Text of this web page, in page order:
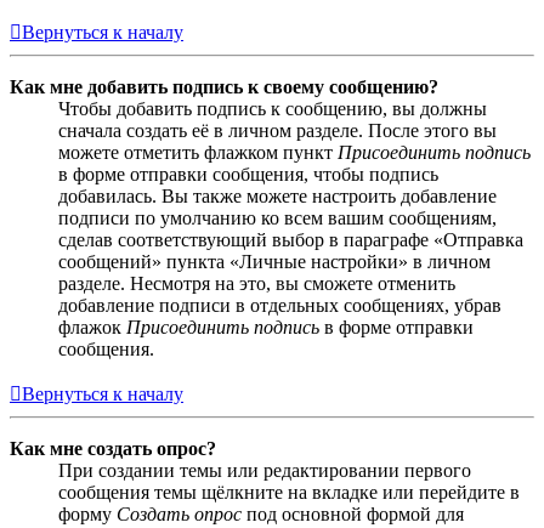
Вернуться к началу
Как мне добавить подпись к своему сообщению?
Чтобы добавить подпись к сообщению, вы должны
сначала создать её в личном разделе. После этого вы
можете отметить флажком пункт Присоединить подпись
в форме отправки сообщения, чтобы подпись
добавилась. Вы также можете настроить добавление
подписи по умолчанию ко всем вашим сообщениям,
сделав соответствующий выбор в параграфе «Отправка
сообщений» пункта «Личные настройки» в личном
разделе. Несмотря на это, вы сможете отменить
добавление подписи в отдельных сообщениях, убрав
флажок Присоединить подпись в форме отправки
сообщения.
Вернуться к началу
Как мне создать опрос?
При создании темы или редактировании первого
сообщения темы щёлкните на вкладке или перейдите в
форму Создать опрос под основной формой для